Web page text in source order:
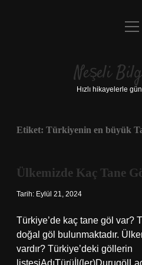
Yasal
Neşeli
Hızlı hikayelerle
Etiket: Türkiyenin en büyük
Ülkemizde Kaç Tane
Tarih: Eylül 21, 2024
Türkiye’de kaç tane göl var?
doğal göl bulunmaktadır.
vardır? Türkiye’deki göllerin